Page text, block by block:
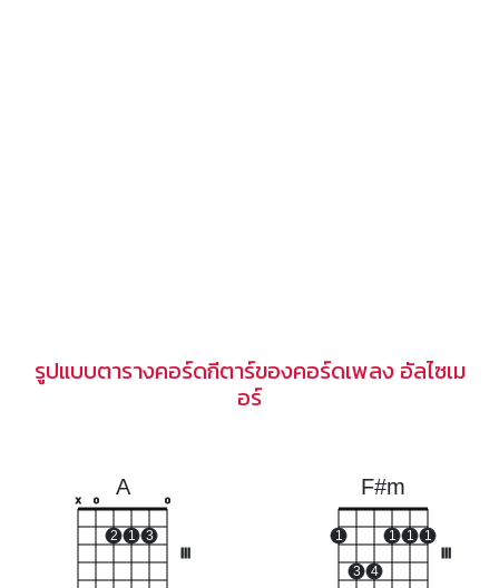
รูปแบบตารางคอร์ดกีตาร์ของคอร์ดเพลง อัลไซเม
อร์
A
x o
2 1 3
o
F#m
1
3 4
1 1 1